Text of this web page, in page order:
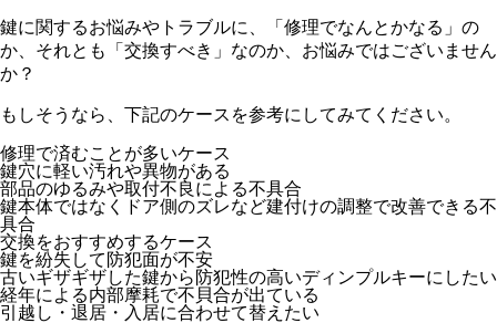
鍵に関するお悩みやトラブルに、「修理でなんとかなる」の
か、それとも「交換すべき」なのか、お悩みではございません
か？
もしそうなら、下記のケースを参考にしてみてください。
修理で済むことが多いケース
鍵穴に軽い汚れや異物がある
部品のゆるみや取付不良による不具合
鍵本体ではなくドア側のズレなど建付けの調整で改善できる不
具合
交換をおすすめするケース
鍵を紛失して防犯面が不安
古いギザギザした鍵から防犯性の高いディンプルキーにしたい
経年による内部摩耗で不貝合が出ている
引越し・退居・入居に合わせて替えたい